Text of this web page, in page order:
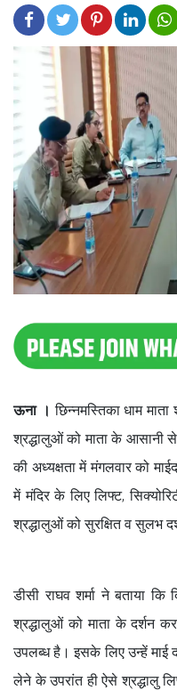
ऊना । छिन्नमस्तिका धाम
श्रद्धालुओं को माता के आसानी से
की अध्यक्षता में मंगलवार को
में मंदिर के लिए लिफ्ट,
श्रद्धालुओं को सुरक्षित व सुलभ
डीसी राघव शर्मा ने बताया
श्रद्धालुओं को माता के दर्शन
उपलब्ध है। इसके लिए उन्हें माई
लेने के उपरांत ही ऐसे श्रद्धालु